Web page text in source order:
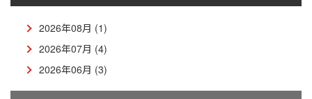
2026年08月 (1)
2026年07月 (4)
2026年06月 (3)